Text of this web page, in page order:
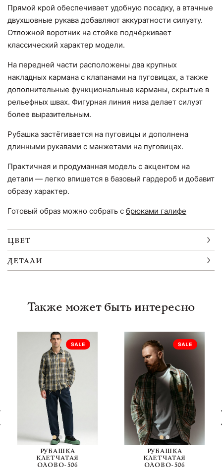
Прямой крой обеспечивает удобную посадку, а втачные
двухшовные рукава добавляют аккуратности силуэту.
Отложной воротник на стойке подчёркивает
классический характер модели.
На передней части расположены два крупных
накладных кармана с клапанами на пуговицах, а также
дополнительные функциональные карманы, скрытые в
рельефных швах. Фигурная линия низа делает силуэт
более выразительным.
Рубашка застёгивается на пуговицы и дополнена
длинными рукавами с манжетами на пуговицах.
Практичная и продуманная модель с акцентом на
детали — легко впишется в базовый гардероб и добавит
образу характер.
Готовый образ можно собрать с брюками галифе
ЦВЕТ
ДЕТАЛИ
Также может быть интересно
РУБАШКА
КЛЕТЧАТАЯ
ОЛОВО-506
РУБАШКА
КЛЕТЧАТАЯ
ОЛОВО-506